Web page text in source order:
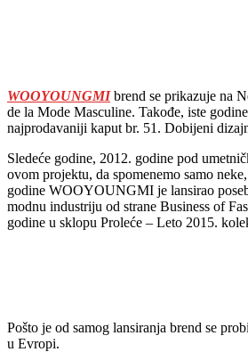
WOOYOUNGMIbrend se prikazuje na
de la Mode Masculine. Takođe, iste
najprodavaniji kaput br. 51. Dobijeni
Sledeće godine, 2012. godine pod
ovom projektu, da spomenemo samo
godine WOOYOUNGMI je lansirao
modnu industriju od strane Business of
godine u sklopu Proleće – Leto 2015.
Pošto je od samog lansiranja brend se
u Evropi.